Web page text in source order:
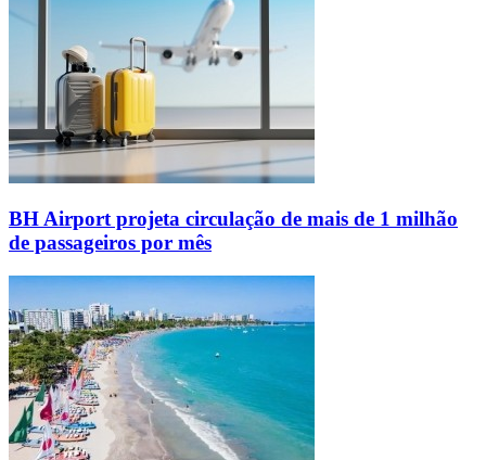
BH Airport projeta circulação de mais de 1 milhão
de passageiros por mês